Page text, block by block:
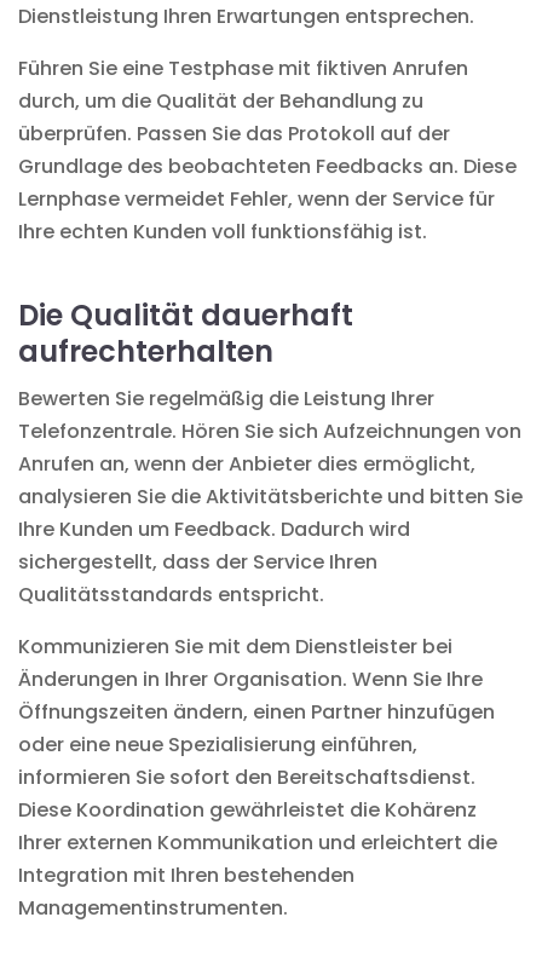
Dienstleistung Ihren Erwartungen entsprechen.
Führen Sie eine Testphase mit fiktiven Anrufen
durch, um die Qualität der Behandlung zu
überprüfen. Passen Sie das Protokoll auf der
Grundlage des beobachteten Feedbacks an. Diese
Lernphase vermeidet Fehler, wenn der Service für
Ihre echten Kunden voll funktionsfähig ist.
Die Qualität dauerhaft
aufrechterhalten
Bewerten Sie regelmäßig die Leistung Ihrer
Telefonzentrale. Hören Sie sich Aufzeichnungen von
Anrufen an, wenn der Anbieter dies ermöglicht,
analysieren Sie die Aktivitätsberichte und bitten Sie
Ihre Kunden um Feedback. Dadurch wird
sichergestellt, dass der Service Ihren
Qualitätsstandards entspricht.
Kommunizieren Sie mit dem Dienstleister bei
Änderungen in Ihrer Organisation. Wenn Sie Ihre
Öffnungszeiten ändern, einen Partner hinzufügen
oder eine neue Spezialisierung einführen,
informieren Sie sofort den Bereitschaftsdienst.
Diese Koordination gewährleistet die Kohärenz
Ihrer externen Kommunikation und erleichtert die
Integration mit Ihren bestehenden
Managementinstrumenten.